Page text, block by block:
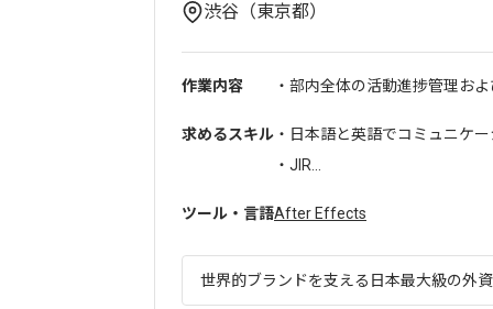
渋谷（東京都）
作業内容 ・部内全体の活動進捗管理お
求めるスキル ・日本語と英語でコミュニケ
・JIR...
ツール・言語After Effects
世界的ブランドを支える日本最大級の外